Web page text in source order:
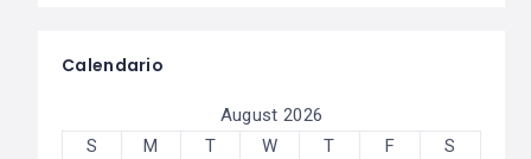
Calendario
August 2026
S
M T W T F
S